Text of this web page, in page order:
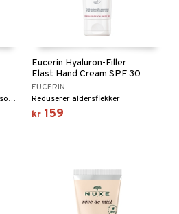
Skinfood er en universalkrem som virker harmoniserende på huden og gjør den myk og smidig.
Eucerin Hyaluron-Filler
Elast Hand Cream SPF 30
EUCERIN
Reduserer aldersflekker
kr 159